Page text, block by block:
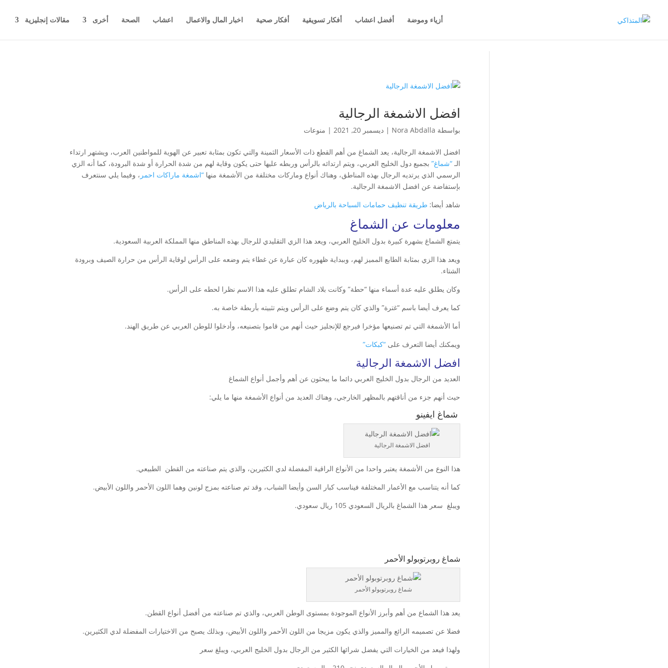
أزياء وموضة أفضل اعشاب أفكار تسويقية أفكار صحية اخبار المال والاعمال اعشاب الصحة أخرى مقالات إنجليزية
افضل الاشمغة الرجالية
بواسطة Nora Abdalla
| ديسمبر 20, 2021 | منوعات
افضل الاشمغة الرجالية، يعد الشماغ من أهم القطع ذات الأسعار الثمينة والتي تكون بمثابة تعبير عن الهوية للمواطنين العرب، ويشتهر ارتداء
الـ “شماغ”بجميع دول الخليج العربي، ويتم ارتدائه بالرأس وربطه عليها حتى يكون وقاية لهم من شدة الحرارة أو شدة البرودة، كما أنه الزي
الرسمي الذي يرتديه الرجال بهذه المناطق، وهناك أنواع وماركات مختلفة من الأشمغة منها “اشمغة ماراكات احمر ، وفيما يلي سنتعرف
بإستفاضة عن افضل الاشمغة الرجالية.
شاهد أيضا: طريقة تنظيف حمامات السباحة بالرياض
معلومات عن الشماغ
يتمتع الشماغ بشهرة كبيرة بدول الخليج العربي، ويعد هذا الزي التقليدي للرجال بهذه المناطق منها المملكة العربية السعودية.
ويعد هذا الزي بمثابة الطابع المميز لهم، وببداية ظهوره كان عبارة عن غطاء يتم وضعه على الرأس لوقاية الرأس من حرارة الصيف وبرودة
الشتاء.
وكان يطلق عليه عدة أسماء منها “حطة” وكانت بلاد الشام تطلق عليه هذا الاسم نظرا لحطه على الرأس.
كما يعرف أيضا باسم “غترة” والذي كان يتم وضع على الرأس ويتم تثبيته بأربطة خاصة به.
أما الأشمغة التي تم تصنيعها مؤخرا فيرجع للإنجليز حيث أنهم من قاموا بتصنيعه، وأدخلوا للوطن العربي عن طريق الهند.
ويمكنك أيضا التعرف على “كبكات”
افضل الاشمغة الرجالية
العديد من الرجال بدول الخليج العربي دائما ما يبحثون عن أهم وأجمل أنواع الشماغ
حيث أنهم جزء من أناقتهم بالمظهر الخارجي، وهناك العديد من أنواع الأشمغة منها ما يلي:
شماغ ايفينو
افضل الاشمغة الرجالية
هذا النوع من الأشمغة يعتبر واحدا من الأنواع الراقية المفضلة لدي الكثيرين، والذي يتم صناعته من القطن الطبيعي.
كما أنه يتناسب مع الأعمار المختلفة فيناسب كبار السن وأيضا الشباب، وقد تم صناعته بمزج لونين وهما اللون الأحمر واللون الأبيض.
ويبلغ سعر هذا الشماغ بالريال السعودي 105 ريال سعودي.
شماغ روبرتوبولو الأحمر
شماغ روبرتوبولو الأحمر
يعد هذا الشماع من أهم وأبرز الأنواع الموجودة بمستوى الوطن العربي، والذي تم صناعته من أفضل أنواع القطن.
فضلا عن تصميمه الرائع والمميز والذي يكون مزيجا من اللون الأحمر واللون الأبيض، وبذلك يصبح من الاختيارات المفضلة لدي الكثيرين.
ولهذا فيعد من الخيارات التي يفضل شرائها الكثير من الرجال بدول الخليج العربي، ويبلغ سعر